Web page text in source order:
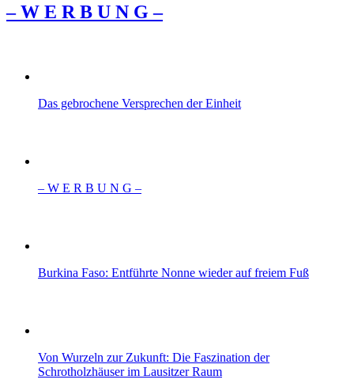
– W Ε R Β U Ν G –
Das gebrochene Versprechen der Einheit
– W Ε R Β U Ν G –
Burkina Faso: Entführte Nonne wieder auf freiem Fuß
Von Wurzeln zur Zukunft: Die Faszination der
Schrotholzhäuser im Lausitzer Raum